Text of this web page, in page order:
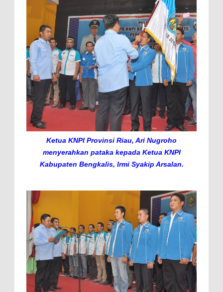
Ketua KNPI Provinsi Riau, Ari Nugroho
menyerahkan pataka kepada Ketua KNPI
Kabupaten Bengkalis, Irmi Syakip Arsalan.